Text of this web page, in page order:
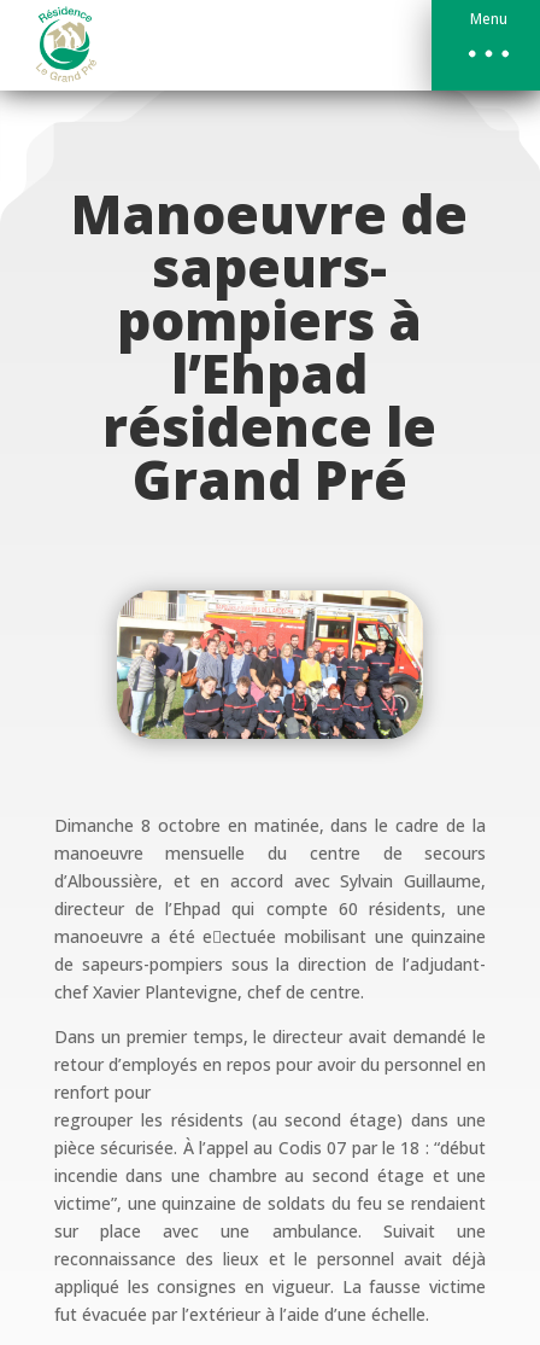
Menu
Manoeuvre de
sapeurs-
pompiers à
l’Ehpad
résidence le
Grand Pré
Dimanche 8 octobre en matinée, dans le cadre de la
manoeuvre mensuelle du centre de secours
d’Alboussière, et en accord avec Sylvain Guillaume,
directeur de l’Ehpad qui compte 60 résidents, une
manoeuvre a été e􀀂ectuée mobilisant une quinzaine
de sapeurs-pompiers sous la direction de l’adjudant-
chef Xavier Plantevigne, chef de centre.
Dans un premier temps, le directeur avait demandé le
retour d’employés en repos pour avoir du personnel en
renfort pour
regrouper les résidents (au second étage) dans une
pièce sécurisée. À l’appel au Codis 07 par le 18 : “début
incendie dans une chambre au second étage et une
victime”, une quinzaine de soldats du feu se rendaient
sur place avec une ambulance. Suivait une
reconnaissance des lieux et le personnel avait déjà
appliqué les consignes en vigueur. La fausse victime
fut évacuée par l’extérieur à l’aide d’une échelle.